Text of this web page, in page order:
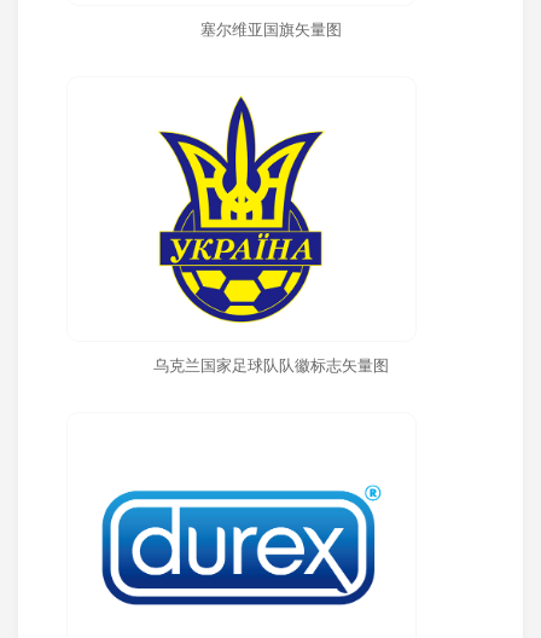
塞尔维亚国旗矢量图
乌克兰国家足球队队徽标志矢量图